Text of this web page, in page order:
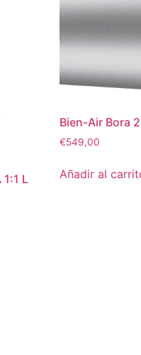
1:1 L
Bien-Air Bora
€549,00
Añadir al